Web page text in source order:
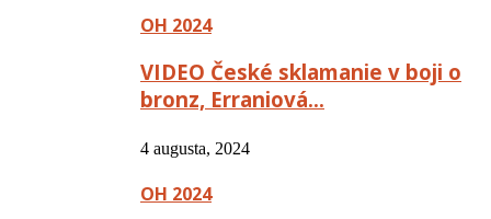
OH 2024
VIDEO České sklamanie v boji o
bronz, Erraniová…
4 augusta, 2024
OH 2024